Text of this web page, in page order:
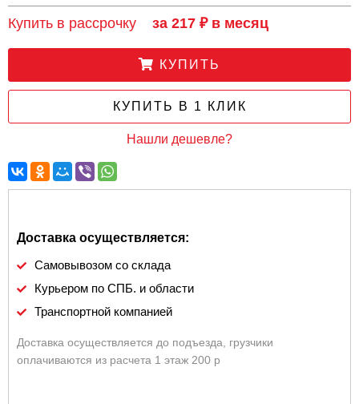
Купить в рассрочку за 217 ₽ в месяц
КУПИТЬ
КУПИТЬ В 1 КЛИК
Нашли дешевле?
Доставка осуществляется:
Самовывозом со склада
Курьером по СПБ. и области
Транспортной компанией
Доставка осуществляется до подъезда, грузчики
оплачиваются из расчета 1 этаж 200 р